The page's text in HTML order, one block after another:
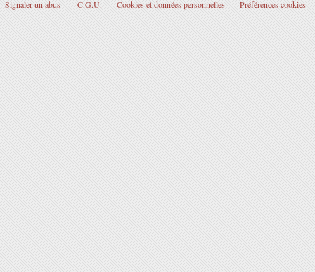
Signaler un abus C.G.U. Cookies et données personnelles Préférences cookies